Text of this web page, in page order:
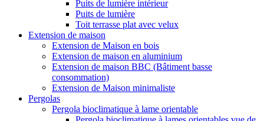
Puits de lumière intérieur
Puits de lumière
Toit terrasse plat avec velux
Extension de maison
Extension de Maison en bois
Extension de maison en aluminium
Extension de maison BBC (Bâtiment basse
consommation)
Extension de Maison minimaliste
Pergolas
Pergola bioclimatique à lame orientable